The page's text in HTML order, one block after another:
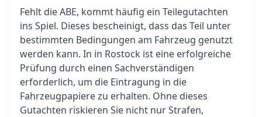
Fehlt die ABE, kommt häufig ein Teilegutachten
ins Spiel. Dieses bescheinigt, dass das Teil unter
bestimmten Bedingungen am Fahrzeug genutzt
werden kann. In in Rostock ist eine erfolgreiche
Prüfung durch einen Sachverständigen
erforderlich, um die Eintragung in die
Fahrzeugpapiere zu erhalten. Ohne dieses
Gutachten riskieren Sie nicht nur Strafen,